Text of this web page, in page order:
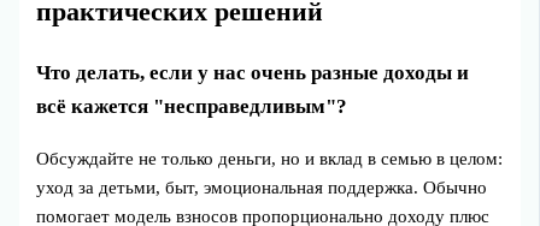
практических решений
Что делать, если у нас очень разные доходы и
всё кажется "несправедливым"?
Обсуждайте не только деньги, но и вклад в семью в целом:
уход за детьми, быт, эмоциональная поддержка. Обычно
помогает модель взносов пропорционально доходу плюс